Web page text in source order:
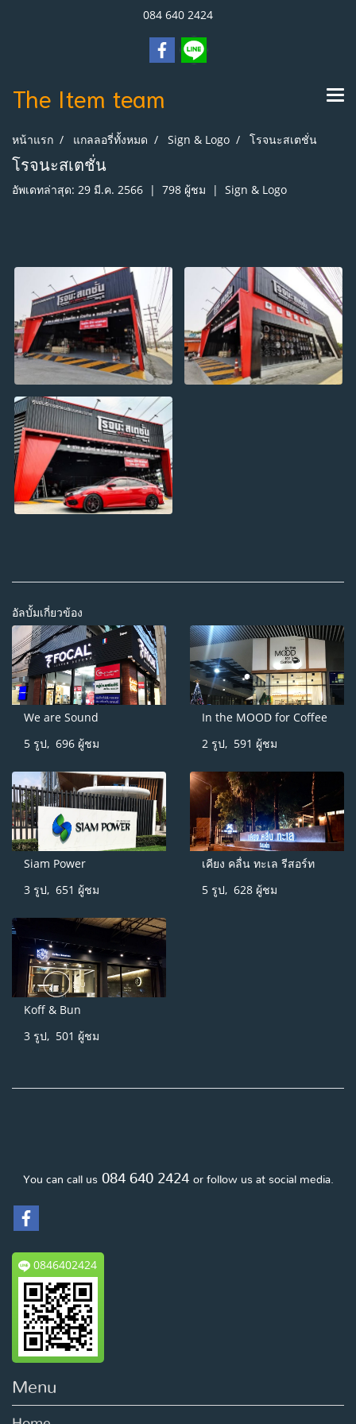
084 640 2424
The Item team
หน้าแรก แกลลอรี่ทั้งหมด Sign & Logo โรจนะสเตชั่น
โรจนะสเตชั่น
อัพเดทล่าสุด: 29 มี.ค. 2566 | 798 ผู้ชม | Sign & Logo
อัลบั้มเกี่ยวข้อง
We are Sound
5 รูป, 696 ผู้ชม
In the MOOD for Coffee
2 รูป, 591 ผู้ชม
Siam Power
3 รูป, 651 ผู้ชม
เคียง คลื่น ทะเล รีสอร์ท
5 รูป, 628 ผู้ชม
Koff & Bun
3 รูป, 501 ผู้ชม
You can call us084 640 2424 or follow us at social media.
0846402424
Menu